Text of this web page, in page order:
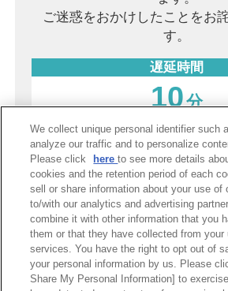
ご迷惑をおかけしたことをお
す。
遅延時間
10分
阪神
PDF表示
We collect unique personal identifier such
analyze our traffic and to personalize
Please click
hereto see more details
cookies and the retention period of each
sell or share information about your use of
to/with our analytics and advertising
combine it with other information that you
them or that they have collected from your
services. You have the right to opt out of
your personal information by us. Please
Share My Personal Information] to